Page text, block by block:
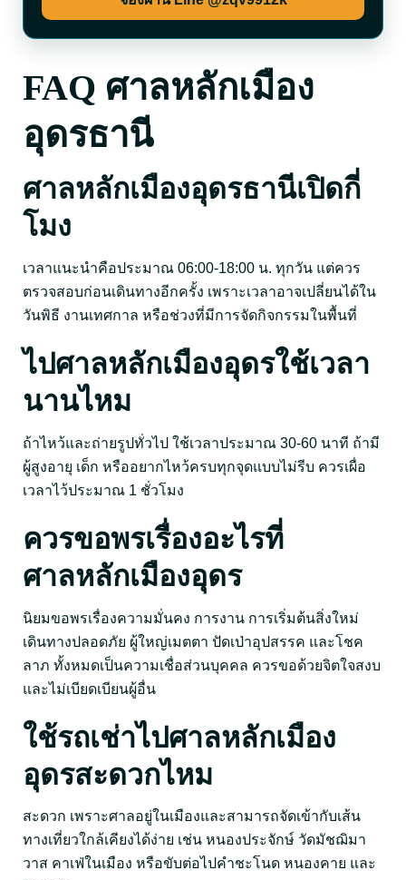
FAQ ศาลหลักเมือง
อุดรธานี
ศาลหลักเมืองอุดรธานีเปิดกี่
โมง
เวลาแนะนำคือประมาณ 06:00-18:00 น. ทุกวัน แต่ควร
ตรวจสอบก่อนเดินทางอีกครั้ง เพราะเวลาอาจเปลี่ยนได้ใน
วันพิธี งานเทศกาล หรือช่วงที่มีการจัดกิจกรรมในพื้นที่
ไปศาลหลักเมืองอุดรใช้เวลา
นานไหม
ถ้าไหว้และถ่ายรูปทั่วไป ใช้เวลาประมาณ 30-60 นาที ถ้ามี
ผู้สูงอายุ เด็ก หรืออยากไหว้ครบทุกจุดแบบไม่รีบ ควรเผื่อ
เวลาไว้ประมาณ 1 ชั่วโมง
ควรขอพรเรื่องอะไรที่
ศาลหลักเมืองอุดร
นิยมขอพรเรื่องความมั่นคง การงาน การเริ่มต้นสิ่งใหม่
เดินทางปลอดภัย ผู้ใหญ่เมตตา ปัดเป่าอุปสรรค และโชค
ลาภ ทั้งหมดเป็นความเชื่อส่วนบุคคล ควรขอด้วยจิตใจสงบ
และไม่เบียดเบียนผู้อื่น
ใช้รถเช่าไปศาลหลักเมือง
อุดรสะดวกไหม
สะดวก เพราะศาลอยู่ในเมืองและสามารถจัดเข้ากับเส้น
ทางเที่ยวใกล้เคียงได้ง่าย เช่น หนองประจักษ์ วัดมัชฌิมา
วาส คาเฟ่ในเมือง หรือขับต่อไปคำชะโนด หนองคาย และ